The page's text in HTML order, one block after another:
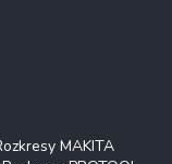
MAKITA